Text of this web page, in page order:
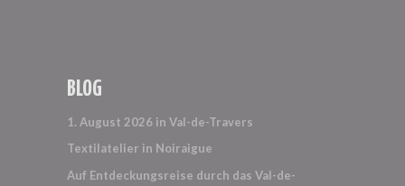
BLOG
1. August 2026 in Val-de-Travers
Textilatelier in Noiraigue
Auf Entdeckungsreise durch das Val-de-